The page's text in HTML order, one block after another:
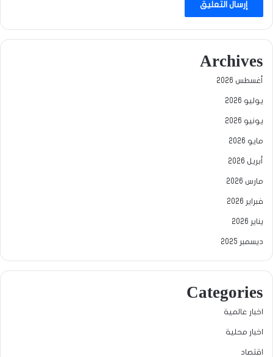
Archives
أغسطس 2026
يوليو 2026
يونيو 2026
مايو 2026
أبريل 2026
مارس 2026
فبراير 2026
يناير 2026
ديسمبر 2025
Categories
اخبار عالمية
اخبار محلية
اقتصاد